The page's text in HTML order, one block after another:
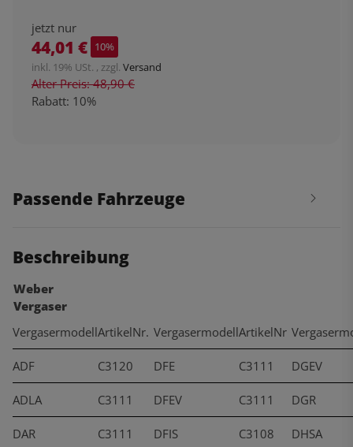
jetzt nur
44,01 € 10%
inkl. 19% USt. , zzgl. Versand
Alter Preis: 48,90 €
Rabatt: 10%
Passende Fahrzeuge
Beschreibung
Weber
Vergaser
VergasermodellArtikelNr. VergasermodellArtikelNr
ADF C3120 DFE C3111 DGEV
ADLA C3111 DFEV C3111 DGR
DAR C3111 DFIS C3108 DHSA